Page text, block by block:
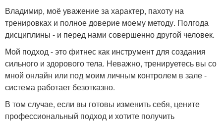
Владимир, моё уважение за характер, пахоту на
тренировках и полное доверие моему методу. Полгода
дисциплины - и перед нами совершенно другой человек.
Мой подход - это фитнес как инструмент для создания
сильного и здорового тела. Неважно, тренируетесь вы со
мной онлайн или под моим личным контролем в зале -
система работает безотказно.
В том случае, если вы готовы изменить себя, цените
профессиональный подход и хотите получить